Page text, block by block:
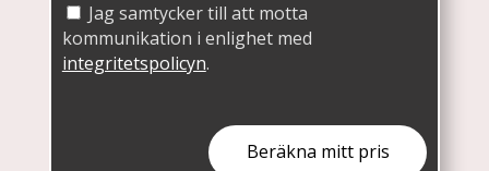
Jag samtycker till att motta
kommunikation i enlighet med
integritetspolicyn.